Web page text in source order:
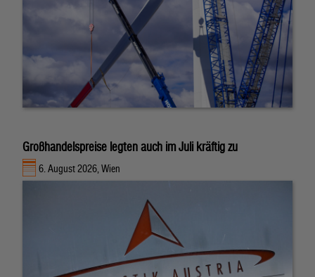
Großhandelspreise legten auch im Juli kräftig zu
6. August 2026, Wien